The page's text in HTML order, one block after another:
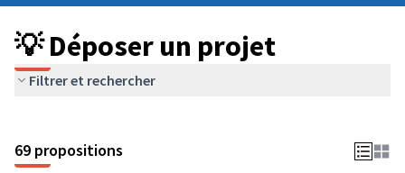
💡 Déposer un projet
Filtrer et rechercher
69 propositions